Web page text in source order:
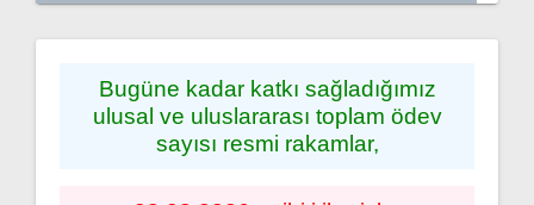
Bugüne kadar katkı sağladığımız
ulusal ve uluslararası toplam ödev
sayısı resmi rakamlar,